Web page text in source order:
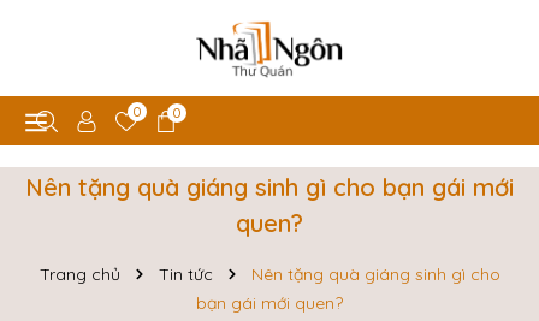
0 0
Nên tặng quà giáng sinh gì cho bạn gái mới
quen?
Trang chủ Tin tức
Nên tặng quà giáng sinh gì cho
bạn gái mới quen?